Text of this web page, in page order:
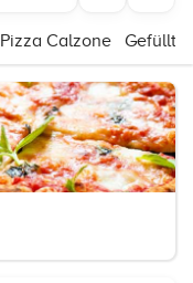
Pizza Calzone Gefüllte